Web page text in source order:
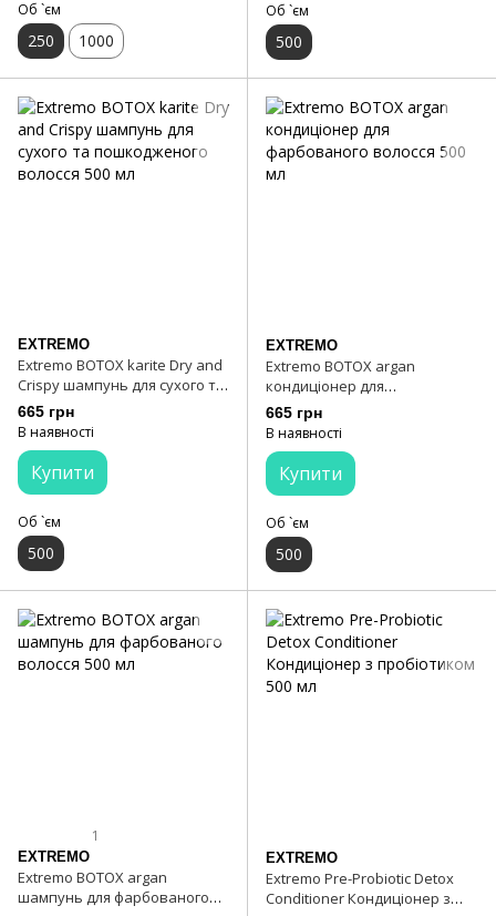
Об `єм
250 1000
Об `єм
500
EXTREMO
Extremo BOTOX karite Dry and
Crispy шампунь для сухого та
пошкодженого волосся 500
мл
665 грн
В наявності
Купити
Об `єм
500
EXTREMO
Extremo BOTOX argan
кондиціонер для
фарбованого волосся 500 мл
665 грн
В наявності
Купити
Об `єм
500
1
EXTREMO
Extremo BOTOX argan
шампунь для фарбованого
EXTREMO
Extremo Pre-Probiotic Detox
Conditioner Кондиціонер з